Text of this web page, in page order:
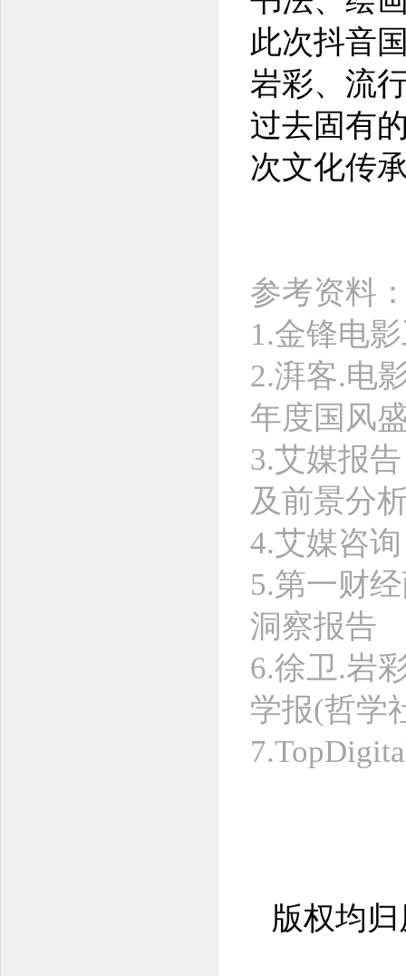
此次抖音
岩彩、流
过去固有
次文化传
参考资料
1.金锋电
2.湃客.电
年度国风
3.艾媒报
及前景分
4.艾媒咨
5.第一财
洞察报告
6.徐卫.岩
学报(哲学
版权均